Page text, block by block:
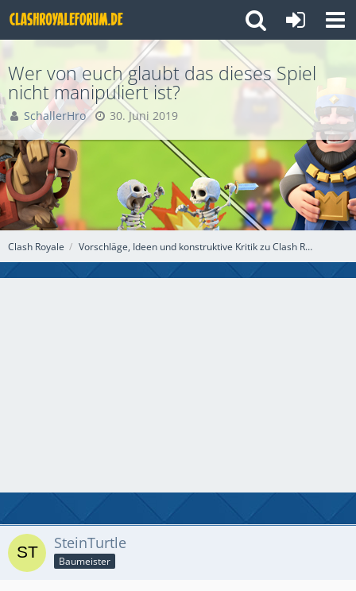
Clash Royale Vorschläge, Ideen und konstruktive Kritik zu Clash Royale
Wer von euch glaubt das dieses Spiel
nicht manipuliert ist?
SchallerHro 30. Juni 2019
SteinTurtle
Baumeister